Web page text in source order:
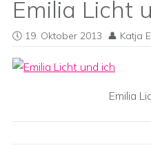
Emilia Licht
19. Oktober 2013 Katja
Emilia